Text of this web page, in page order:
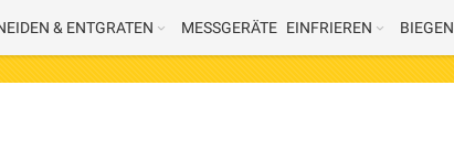
& ENTGRATEN MESSGERÄTE EINFRIEREN BIEGEN